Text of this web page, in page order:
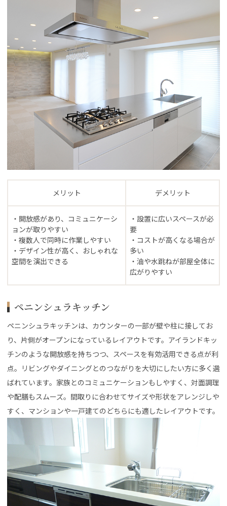
メリット デメリット
・開放感があり、コミュニケーシ
ョンが取りやすい
・複数人で同時に作業しやすい
・デザイン性が高く、おしゃれな
空間を演出できる
・設置に広いスペースが必
要
・コストが高くなる場合が
多い
・油や水跳ねが部屋全体に
広がりやすい
ペニンシュラキッチン
ペニンシュラキッチンは、カウンターの一部が壁や柱に接してお
り、片側がオープンになっているレイアウトです。アイランドキッ
チンのような開放感を持ちつつ、スペースを有効活用できる点が利
点。リビングやダイニングとのつながりを大切にしたい方に多く選
ばれています。家族とのコミュニケーションもしやすく、対面調理
や配膳もスムーズ。間取りに合わせてサイズや形状をアレンジしや
すく、マンションや一戸建てのどちらにも適したレイアウトです。